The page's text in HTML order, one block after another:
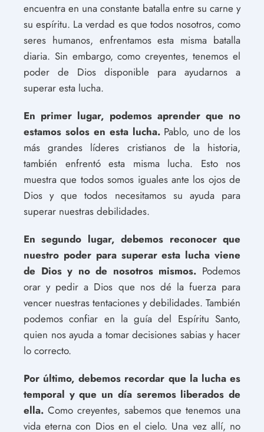
encuentra en una constante batalla entre su carne y
su espíritu. La verdad es que todos nosotros, como
seres humanos, enfrentamos esta misma batalla
diaria. Sin embargo, como creyentes, tenemos el
poder de Dios disponible para ayudarnos a
superar esta lucha.
En primer lugar, podemos aprender que no
estamos solos en esta lucha. Pablo, uno de los
más grandes líderes cristianos de la historia,
también enfrentó esta misma lucha. Esto nos
muestra que todos somos iguales ante los ojos de
Dios y que todos necesitamos su ayuda para
superar nuestras debilidades.
En segundo lugar, debemos reconocer que
nuestro poder para superar esta lucha viene
de Dios y no de nosotros mismos. Podemos
orar y pedir a Dios que nos dé la fuerza para
vencer nuestras tentaciones y debilidades. También
podemos confiar en la guía del Espíritu Santo,
quien nos ayuda a tomar decisiones sabias y hacer
lo correcto.
Por último, debemos recordar que la lucha es
temporal y que un día seremos liberados de
ella. Como creyentes, sabemos que tenemos una
vida eterna con Dios en el cielo. Una vez allí, no